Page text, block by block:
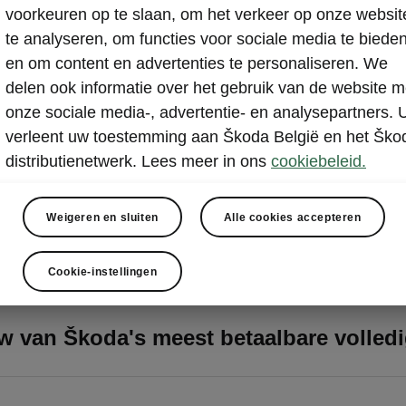
pack en Sonos-audiosysteem zorgen voor
technologieën bieden meer veiligheid, connectiviteit
een modeljaarupdate
omvatten nieuwe Simply Clever-elementen,
infotainmentsysteem op basis van
Clever: frunk, Vehicle-to-Load (V2L), digitale
met één pedaal en verbeterde rijhulpsystemen
gemoedsrust
van Škoda's meest betaalbare
voorkeuren op te slaan, om het verkeer op onze
te analyseren, om functies voor sociale media te bieden
en om content en advertenties te personaliseren. We
delen ook informatie over het gebruik van de website
onze sociale media-, advertentie- en analysepartners.
verleent uw toestemming aan Škoda België en het
distributienetwerk. Lees meer in ons cookiebeleid.
Weigeren en sluiten Alle cookies accepteren
Cookie-instellingen